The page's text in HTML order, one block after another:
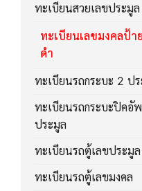
ทะเบียนสวยเลขประมูล
ทะเบียนเลขมงคลป้า
ดำ
ทะเบียนรถกระบะ 2 ป
ทะเบียนรถกระบะปิคอั
ประมูล
ทะเบียนรถตู้เลขประมูล
ทะเบียนรถตู้เลขมงคล